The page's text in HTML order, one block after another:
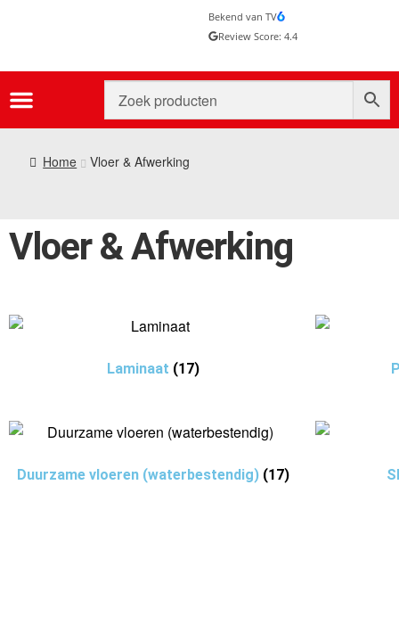
Bekend van TV
Review Score: 4.4
Home Vloer & Afwerking
Vloer & Afwerking
Laminaat (17)
Duurzame vloeren (waterbestendig) (17)